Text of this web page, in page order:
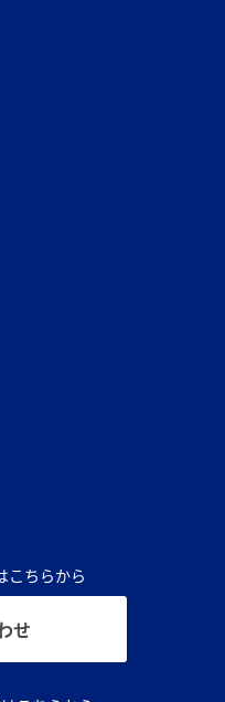
こちらから
せ